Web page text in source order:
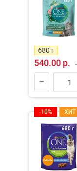
680 г
540.00 р.
-10% ХИТ